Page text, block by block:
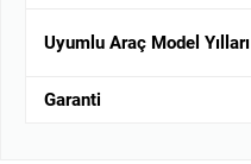
Uyumlu Araç Model Yılları
Garanti